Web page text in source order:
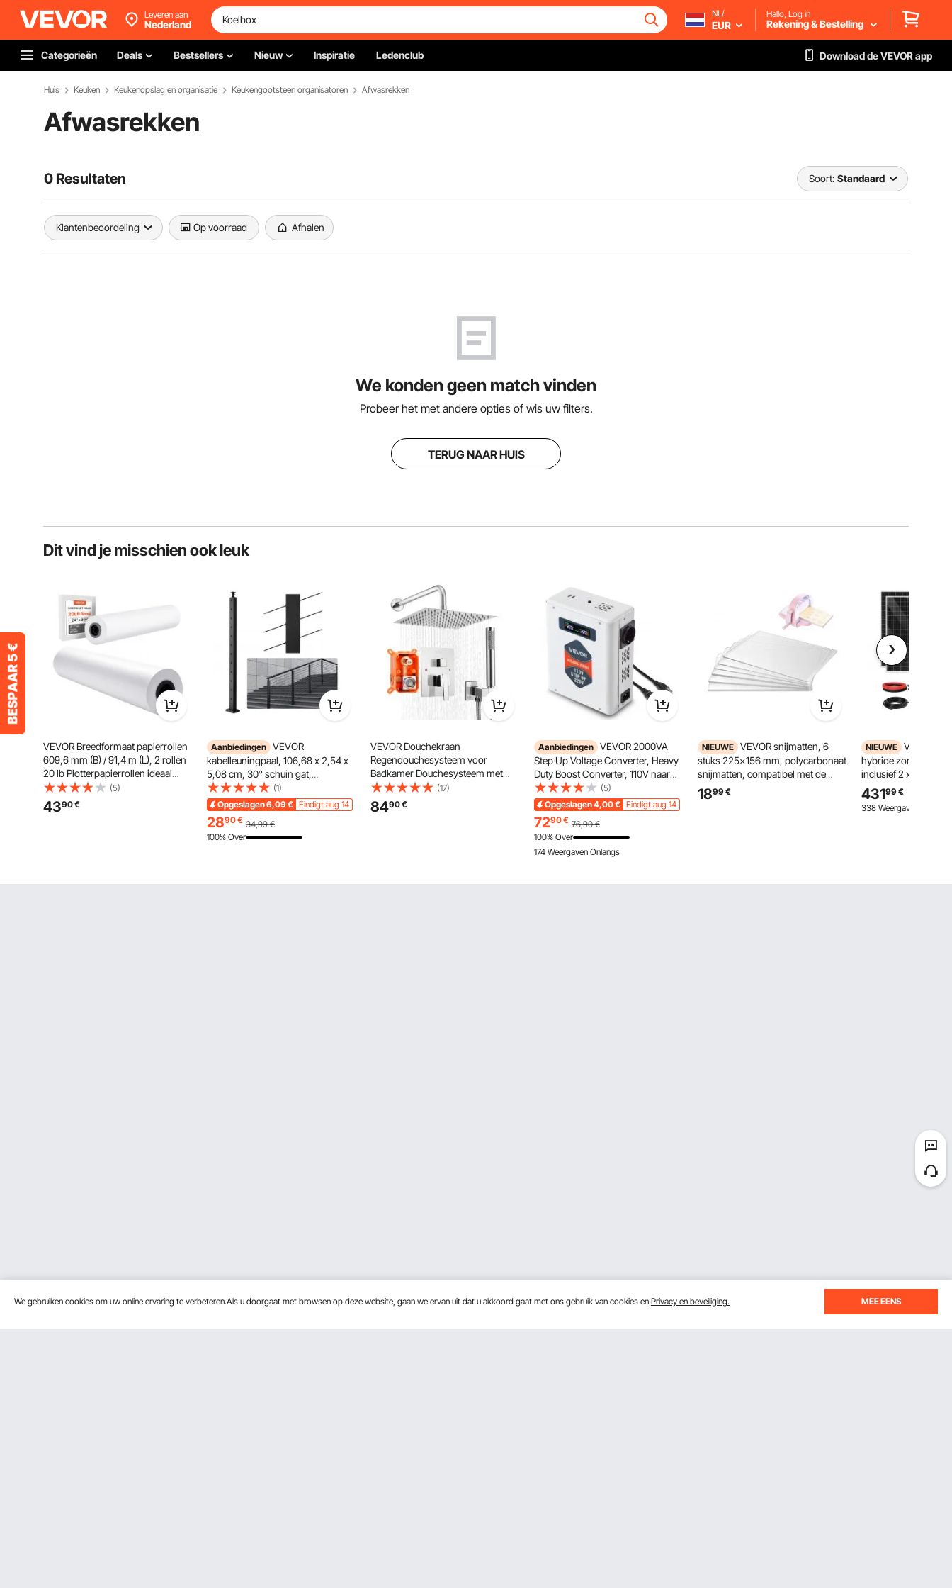
Leveren aan
Nederland
NL/
EUR
Hallo, Log in
Rekening & Bestelling
Categorieën Deals Bestsellers Nieuw Inspiratie Ledenclub Download de VEVOR app
Huis Keuken Keukenopslag en organisatie Keukengootsteen organisatoren Afwasrekken
Afwasrekken
0 Resultaten Soort: Standaard
Klantenbeoordeling Op voorraad Afhalen
We konden geen match vinden
Probeer het met andere opties of wis uw filters.
TERUG NAAR HUIS
Dit vind je misschien ook leuk
VEVOR Breedformaat papierrollen
609,6 mm (B) / 91,4 m (L), 2 rollen
20 lb Plotterpapierrollen ideaal
voor CAD-tekeningen, technische
plannen, GIS-kaarten,
architectonische ontwerpen,
(5)
4390€
Aanbiedingen VEVOR
kabelleuningpaal, 106,68 x 2,54 x
5,08 cm, 30° schuin gat,
trapleuningpaal, 12 voorgeboorde
gaten, SUS304 roestvrijstalen paal
met gebogen beugel,
1JZLGZHS1067HNEKBV0
(1)
Opgeslagen6,09€ Eindigt aug 14
2890€ 34,99 €
100% Over
VEVOR Douchekraan
Regendouchesysteem voor
Badkamer Douchesysteem met
254 mm Vierkante
Regendouchekop & Handdouche,
Wandgemonteerde
(17)
8490€
Aanbiedingen VEVOR 2000VA
Step Up Voltage Converter, Heavy
Duty Boost Converter, 110V naar
220V Power Transformer, met 2
EU-stopcontacten, USB-uitgang,
LCD-scherm,
temperatuurbeveiliging, voor
220V-apparaten
(5)
Opgeslagen4,00€ Eindigt aug 14
7290€ 76,90 €
100% Over
174 Weergaven Onlangs
NIEUWE VEVOR snijmatten, 6
stuks 225x156 mm, polycarbonaat
snijmatten, compatibel met de
VEVOR stans- en
embossingmachine KM-1860,
1899€
NIEUWE VEVOR
hybride zonne-
inclusief 2 x 100W
zonnepanelen en
windturbine met
laadregelaar voor
43199€
338 Weergaven Onlangs
We gebruiken cookies om uw online ervaring te verbeteren.Als u doorgaat met browsen op deze website, gaan we ervan uit dat u akkoord gaat met ons gebruik van cookies en Privacy en beveiliging. MEE EENS